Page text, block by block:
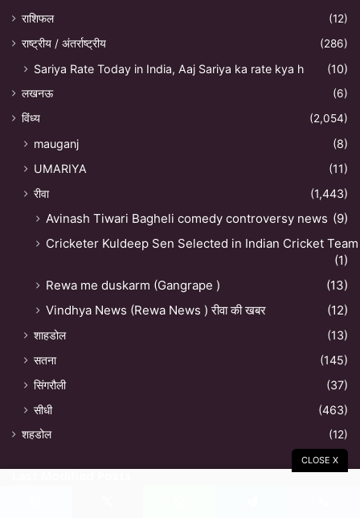
राशिफल
(12)
राष्ट्रीय / अंतर्राष्ट्रीय
(286)
Sariya Rate Today in India, Aaj Sariya ka rate kya h (10)
लखनऊ
(6)
विंध्य
(2,054)
mauganj
(8)
UMARIYA
(11)
रीवा
(1,443)
Avinash Tiwari Bagheli comedy controversy news (9)
Cricketer Kuldeep Sen Selected in Indian Cricket Team
(1)
Rewa me duskarm (Gangrape )
(13)
Vindhya News (Rewa News ) रीवा की खबर
(12)
शाहडोल
(13)
सतना
(145)
सिंगरौली
(37)
सीधी
(463)
शहडोल (12)
CLOSE X